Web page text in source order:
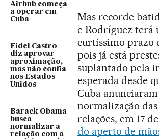
Airbnb começa
a operar em
Cuba
Fidel Castro
diz aprovar
aproximação,
mas não confia
nos Estados
Unidos
Barack Obama
busca
normalizar a
relação com a
Mas recorde
e Rodríguez terá
curtíssimo prazo
pois já está
suplantado pela
esperada desde
Cuba
normalização das
relações, em 17
do aperto de